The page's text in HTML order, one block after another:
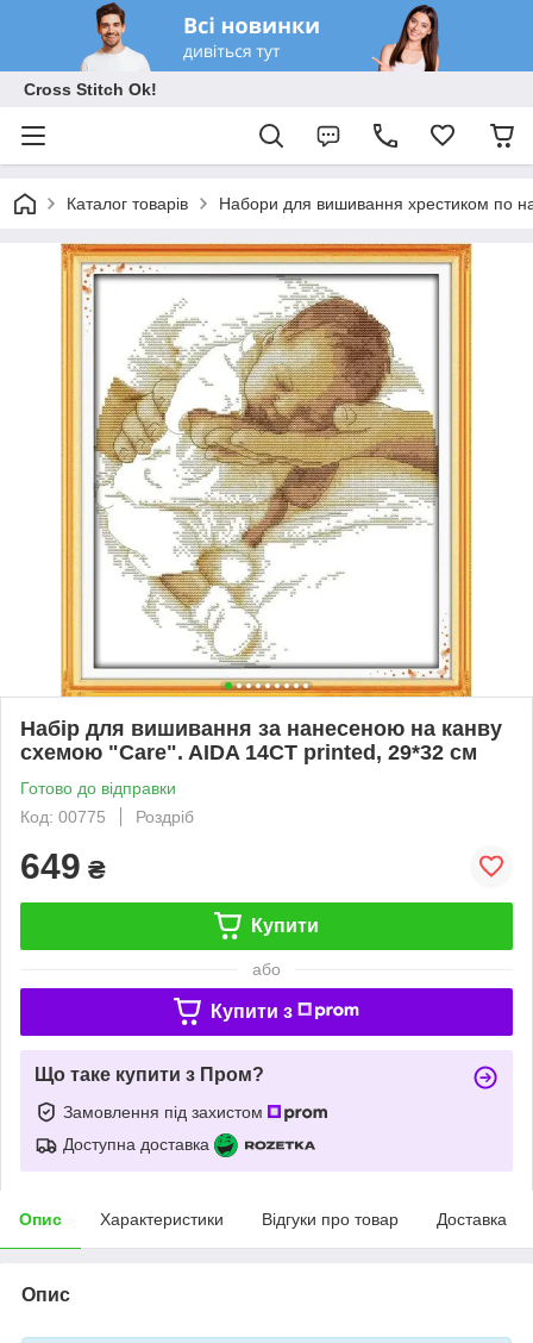
Cross Stitch Ok!
Каталог товарів Набори для вишивання хрестиком по
Набір для вишивання за нанесеною на канву
схемою "Care". AIDA 14CT printed, 29*32 см
Готово до відправки
Код: 00775
Роздріб
649 ₴
Купити
або
Купити з
Що таке купити з Пром?
Замовлення під захистом
Доступна доставка
Опис Характеристики Відгуки про товар Доставка
Опис